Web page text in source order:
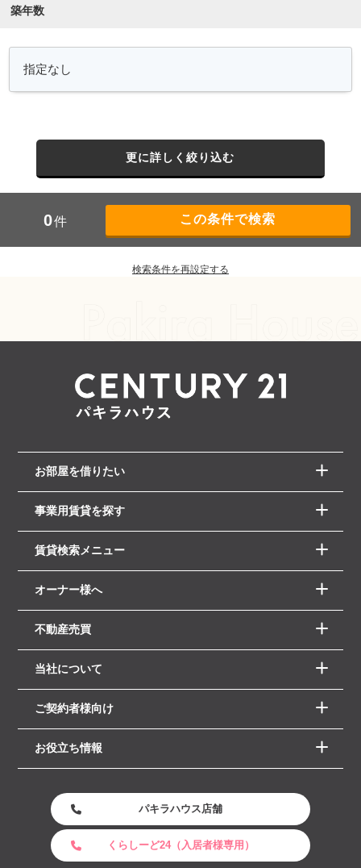
築年数
更に詳しく絞り込む
0件
検索条件を再設定する
お部屋を借りたい
事業用賃貸を探す
賃貸検索メニュー
オーナー様へ
不動産売買
当社について
ご契約者様向け
お役立ち情報
パキラハウス店舗
くらしーど24（入居者様専用）